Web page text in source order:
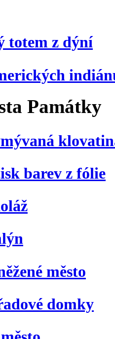
totem z dýní
Památky
barev z fólie
město
domky